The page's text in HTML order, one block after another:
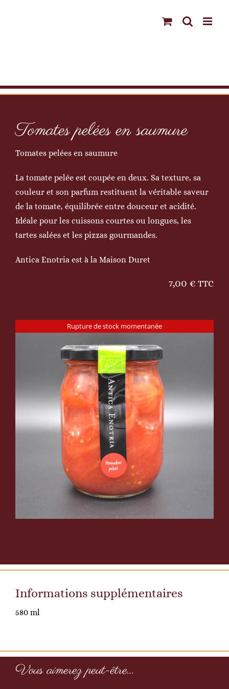
Tomates pelées en saumure
Tomates pelées en saumure
La tomate pelée est coupée en deux. Sa texture, sa
couleur et son parfum restituent la véritable saveur
de la tomate, équilibrée entre douceur et acidité.
Idéale pour les cuissons courtes ou longues, les
tartes salées et les pizzas gourmandes.
Antica Enotria est à la Maison Duret
7,00 € TTC
Rupture de stock momentanée
Informations supplémentaires
580 ml
Vous aimerez peut-être…